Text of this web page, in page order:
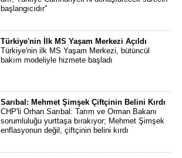
başlangıcıdır”
Türkiye'nin İlk MS Yaşam Merkezi Açıldı
Türkiye'nin ilk MS Yaşam Merkezi, bütüncül
bakım modeliyle hizmete başladı
Sarıbal: Mehmet Şimşek Çiftçinin Belini Kırdı
CHP'li Orhan Sarıbal: Tarım ve Orman Bakanı
sorumluluğu yurttaşa bırakıyor; Mehmet Şimşek
enflasyonun değil, çiftçinin belini kırdı